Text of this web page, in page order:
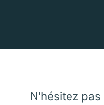
N'hésitez